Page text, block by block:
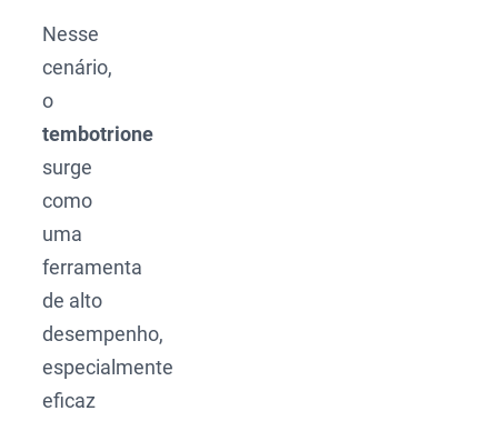
Nesse
cenário,
o
tembotrione
surge
como
uma
ferramenta
de alto
desempenho,
especialmente
eficaz